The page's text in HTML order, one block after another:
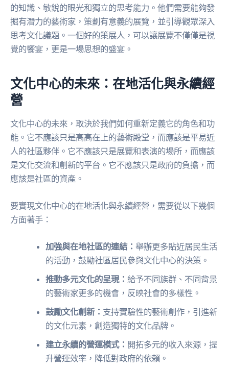
的知識、敏銳的眼光和獨立的思考能力。他們需要能夠發
掘有潛力的藝術家，策劃有意義的展覽，並引導觀眾深入
思考文化議題。一個好的策展人，可以讓展覽不僅僅是視
覺的饗宴，更是一場思想的盛宴。
文化中心的未來：在地活化與永續經
營
文化中心的未來，取決於我們如何重新定義它的角色和功
能。它不應該只是高高在上的藝術殿堂，而應該是平易近
人的社區夥伴。它不應該只是展覽和表演的場所，而應該
是文化交流和創新的平台。它不應該只是政府的負擔，而
應該是社區的資產。
要實現文化中心的在地活化與永續經營，需要從以下幾個
方面著手：
加強與在地社區的連結：舉辦更多貼近居民生活
的活動，鼓勵社區居民參與文化中心的決策。
推動多元文化的呈現：給予不同族群、不同背景
的藝術家更多的機會，反映社會的多樣性。
鼓勵文化創新： 支持實驗性的藝術創作，引進新
的文化元素，創造獨特的文化品牌。
建立永續的營運模式： 開拓多元的收入來源，提
升營運效率，降低對政府的依賴。